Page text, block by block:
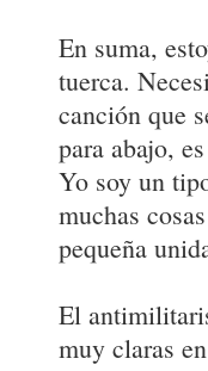
En suma,
tuerca.
canción que
para abajo,
Yo soy un
muchas
pequeña
El
muy claras